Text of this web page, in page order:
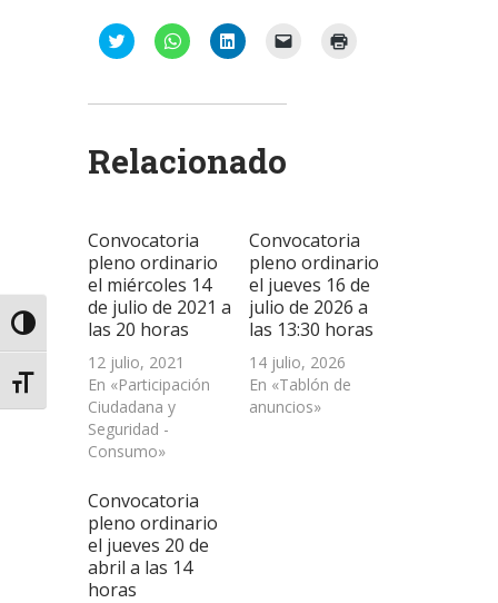
Alternar alto contraste
Alternar tamaño de letra
Haz
clic
Twitter
en
una
Haz
clic
WhatsApp
en
una
Haz
clic
LinkedIn
en
una
en
una
ventana
nueva)
Relacionado
Convocatoria
pleno ordinario
el miércoles 14
de julio de 2021 a
las 20 horas
12 julio, 2021
En «Participación
Ciudadana y
Seguridad -
Consumo»
Convocatoria
pleno ordinario
el jueves 16 de
julio de 2026 a
las 13:30 horas
14 julio, 2026
En «Tablón de
anuncios»
Convocatoria
pleno ordinario
el jueves 20 de
abril a las 14
horas